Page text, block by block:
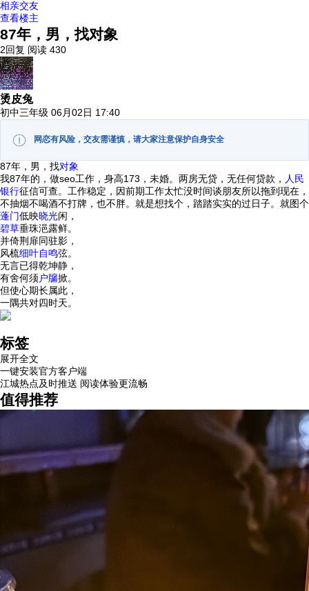
相亲交友
查看楼主
87年，男，找对象
2回复 阅读 430
烫皮兔
初中三年级 06月02日 17:40
网恋有风险，交友需谨慎，请大家注意保护自身安全
87年，男，找对象
我87年的，做seo工作，身高173，未婚。两房无贷，无任何贷款， 人民
银行征信可查。工作稳定，因前期工作太忙没时间谈朋友所以拖到现在，
不抽烟不喝酒不打牌，也不胖。就是想找个，踏踏实实的过日子。就图个
蓬门低映晓光闲，
碧草垂珠浥露鲜。
并倚荆扉同驻影，
风梳细叶自鸣弦。
无言已得乾坤静，
有舍何须户牖掀。
但使心期长属此，
一隅共对四时天。
标签
展开全文
一键安装官方客户端
江城热点及时推送 阅读体验更流畅
值得推荐